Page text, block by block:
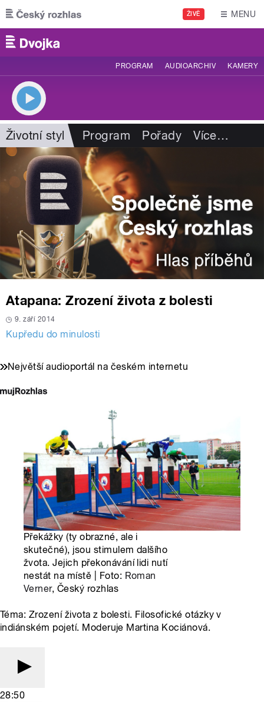
Přejít k hlavnímu obsahu
ŽIVĚ MENU
PROGRAM AUDIOARCHIV KAMERY
Životní styl Program Pořady Více…
Atapana: Zrození života z bolesti
9. září 2014
Kupředu do minulosti
Největší audioportál na českém internetu
Překážky (ty obrazné, ale i
skutečné), jsou stimulem dalšího
žvota. Jejich překonávání lidi nutí
nestát na místě | Foto: Roman
Verner, Český rozhlas
Téma: Zrození života z bolesti. Filosofické otázky v
indiánském pojetí. Moderuje Martina Kociánová.
28:50